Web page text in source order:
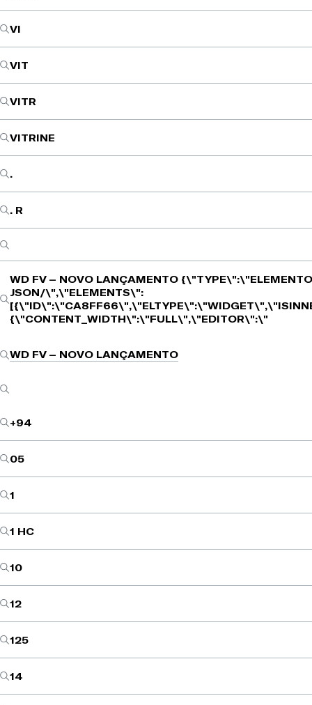
VI
VIT
VITR
VITRINE
.
. R
WD FV – NOVO LANÇAMENTO
JSON/\",\"ELEMENTS\":
{\"CONTENT_WIDTH\":\"FULL\",\"EDITOR\":\"
WD FV – NOVO LANÇAMENTO
+94
05
1
1 HC
10
12
125
14